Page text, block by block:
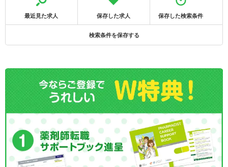
最近見た求人 保存した求人 保存した検索条件
検索条件を保存する